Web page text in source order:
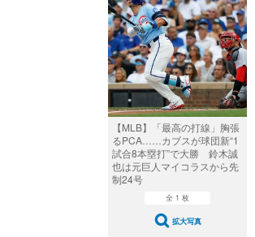
文化
出版／映画
ファッション
写真
政治
【MLB】「最高の打線」胸張
るPCA……カブスが球団新“1
試合8本塁打”で大勝 鈴木誠
也は元巨人マイコラスから先
制24号
全 1 枚
拡大写真